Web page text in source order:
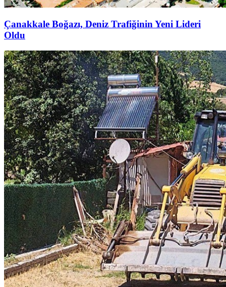
Çanakkale Boğazı, Deniz Trafiğinin Yeni Lideri
Oldu